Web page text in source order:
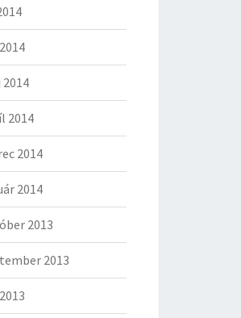
2014
2014
2014
2013
2013